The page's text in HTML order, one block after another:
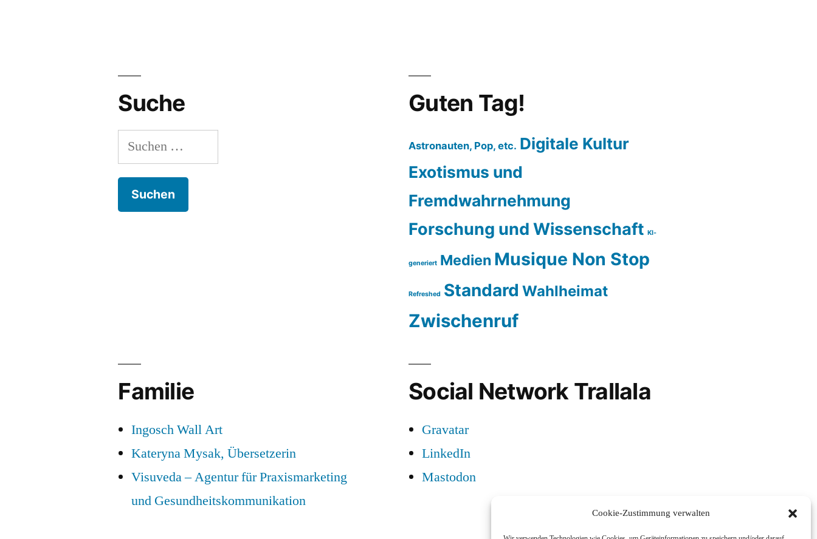
Cookie-Zustimmung verwalten
Suche
Suchen
nach:
Guten Tag!
Astronauten, Pop, etc. Digitale Kultur
Exotismus und
Fremdwahrnehmung
Forschung und Wissenschaft KI-
generiert Medien Musique Non Stop
Refreshed Standard Wahlheimat
Zwischenruf
Familie
Ingosch Wall Art
Kateryna Mysak, Übersetzerin
Visuveda – Agentur für Praxismarketing
und Gesundheitskommunikation
Social Network Trallala
Gravatar
LinkedIn
Mastodon